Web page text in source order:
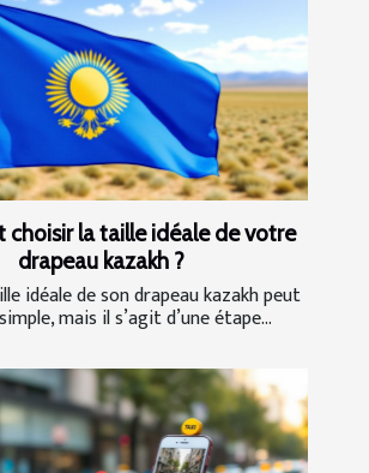
choisir la taille idéale de votre
drapeau kazakh ?
idéale de son drapeau kazakh peut
mais il s’agit d’une étape...